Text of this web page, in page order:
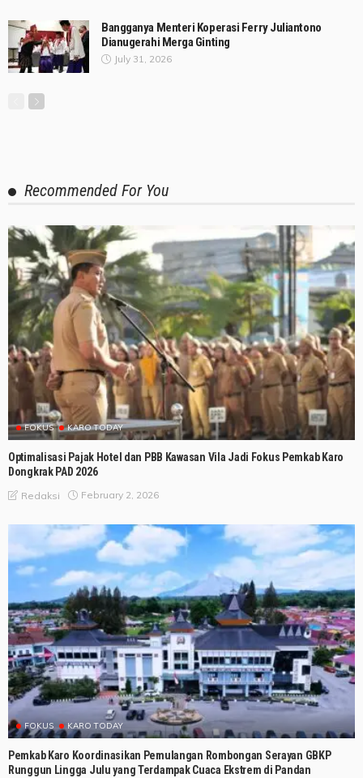
Bangganya Menteri Koperasi Ferry Juliantono
Dianugerahi Merga Ginting
July 31, 2026
Recommended For You
FOKUS KARO TODAY
Optimalisasi Pajak Hotel dan PBB Kawasan Vila Jadi Fokus Pemkab Karo
Dongkrak PAD 2026
Redaksi February 2, 2026
FOKUS KARO TODAY
Pemkab Karo Koordinasikan Pemulangan Rombongan Serayan GBKP
Runggun Lingga Julu yang Terdampak Cuaca Ekstrem di Pandan